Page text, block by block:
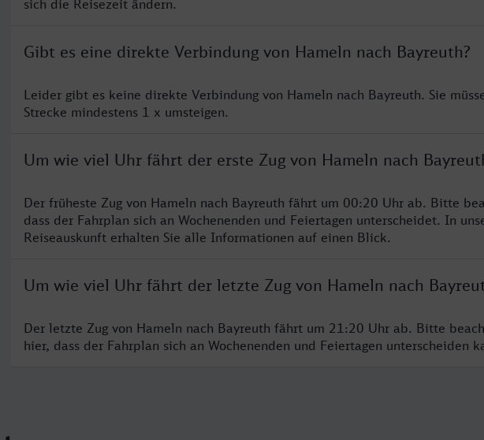
sich die Reisezeit ändern.
Gibt es eine direkte Verbindung von Hameln nach Bayreuth?
Leider gibt es keine direkte Verbindung von Hameln nach Bayreuth. Sie
Strecke mindestens 1 x umsteigen.
Um wie viel Uhr fährt der erste Zug von Hameln nach
Der früheste Zug von Hameln nach Bayreuth fährt um 00:20 Uhr ab. Bitte
dass der Fahrplan sich an Wochenenden und Feiertagen unterscheidet. In
Reiseauskunft erhalten Sie alle Informationen auf einen Blick.
Um wie viel Uhr fährt der letzte Zug von Hameln nach
Der letzte Zug von Hameln nach Bayreuth fährt um 21:20 Uhr ab. Bitte
hier, dass der Fahrplan sich an Wochenenden und Feiertagen unterscheiden